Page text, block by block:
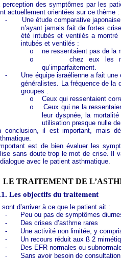
perception des symptômes par les
actuellement orientées sur ce thème :
-
Une étude comparative
n’ayant jamais fait de fortes
été intubés et ventilés a
intubés et ventilés :
o
ne ressentaient pas de la
o
chez eux les
qu’imparfaitement.
-
Une équipe israélienne a fait
généralistes. La fréquence de la
groupes :
o
Ceux qui ressentaient
o
Ceux qui ne la
leur dyspnée, la
utilisation presque nulle
conclusion, il est important, mais
est de bien évaluer les
sans doute trop le mot de crise. Il
dialogue avec le patient asthmatique.
LE TRAITEMENT DE
Les objectifs du traitement
sont d’arriver à ce que le patient ait :
-
Peu ou pas de symptômes
-
Des crises d’asthme rares
-
Une activité non limitée, y
-
Un recours réduit aux ß 2
-
Des EFR normales ou
-
Sans avoir besoin de